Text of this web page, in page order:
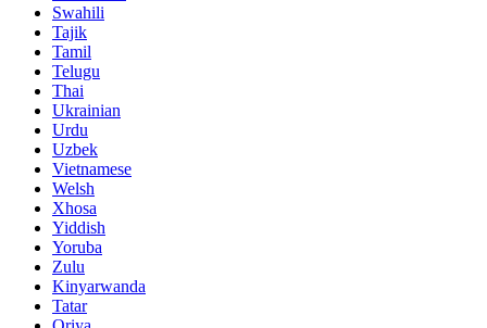
Swahili
Tajik
Tamil
Telugu
Thai
Ukrainian
Urdu
Uzbek
Vietnamese
Welsh
Xhosa
Yiddish
Yoruba
Zulu
Kinyarwanda
Tatar